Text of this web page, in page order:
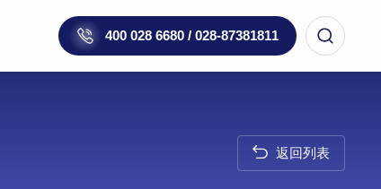
400 028 6680 / 028-87381811
返回列表